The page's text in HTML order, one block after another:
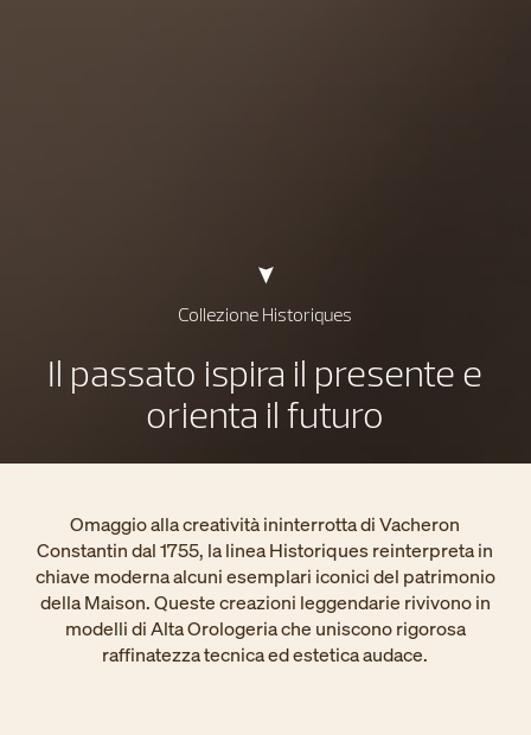
Collezione Historiques
Il passato ispira il presente e
orienta il futuro
Omaggio alla creatività ininterrotta di Vacheron
Constantin dal 1755, la linea Historiques reinterpreta in
chiave moderna alcuni esemplari iconici del patrimonio
della Maison. Queste creazioni leggendarie rivivono in
modelli di Alta Orologeria che uniscono rigorosa
raffinatezza tecnica ed estetica audace.